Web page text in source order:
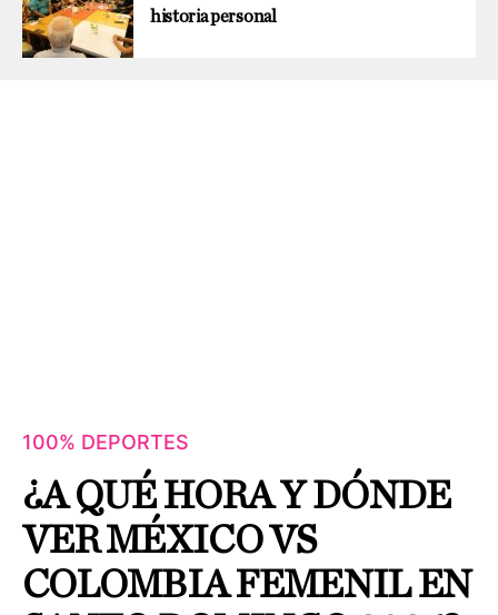
historia personal
100% DEPORTES
¿A QUÉ HORA Y DÓNDE
VER MÉXICO VS
COLOMBIA FEMENIL EN